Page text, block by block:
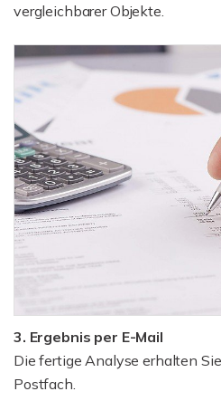
vergleichbarer Objekte.
3. Ergebnis per E-Mail
Die fertige Analyse erhalten
Postfach.